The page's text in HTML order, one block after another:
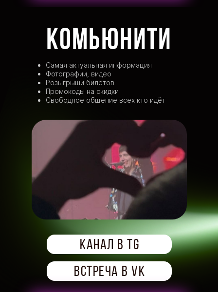
Самая актуальная информация
Фотографии, видео
Розыгрыши билетов
Промокоды на скидки
Свободное общение всех кто идёт
Комьюнити
встреча в VK
канал в TG